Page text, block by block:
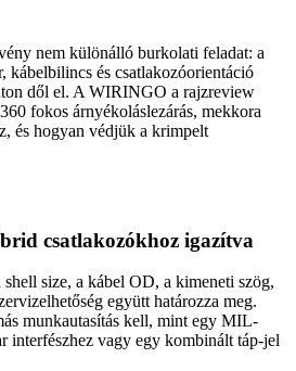
nem különálló burkolati feladat: a
kábelbilincs és csatlakozóorientáció
dől el. A WIRINGO a rajzreview
fokos árnyékoláslezárás, mekkora
és hogyan védjük a krimpelt
csatlakozókhoz igazítva
size, a kábel OD, a kimeneti szög,
együtt határozza meg.
munkautasítás kell, mint egy MIL-
vagy egy kombinált táp-jel